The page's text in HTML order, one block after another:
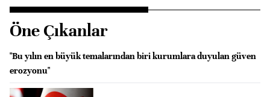
Öne Çıkanlar
"Bu yılın en büyük temalarından biri kurumlara duyulan güven
erozyonu"